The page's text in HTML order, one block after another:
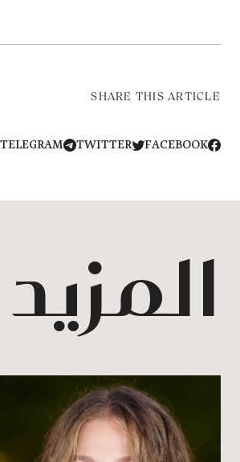
SHARE THIS ARTICLE
FACEBOOK
TWITTER
TELEGRAM